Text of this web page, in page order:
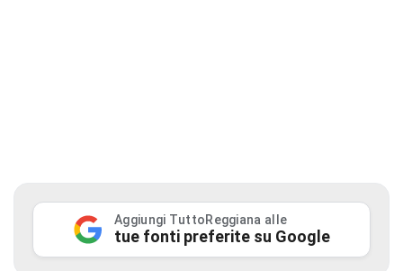
Aggiungi TuttoReggiana alle
tue fonti preferite su Google